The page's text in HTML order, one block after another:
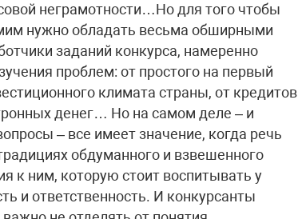
неграмотности…Но для того чтобы
нужно обладать весьма обширными
заданий конкурса, намеренно
проблем: от простого на первый
климата страны, от кредитов
денег… Но на самом деле – и
– все имеет значение, когда речь
обдуманного и взвешенного
к ним, которую стоит воспитывать у
и ответственность. И конкурсанты